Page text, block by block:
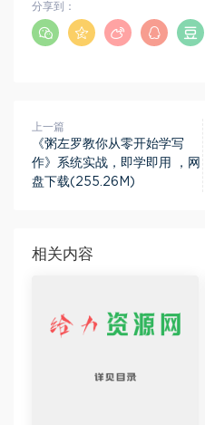
分享到：
上一篇
《粥左罗教你从零开始学写
作》系统实战，即学即用 ，网
盘下载(255.26M)
相关内容